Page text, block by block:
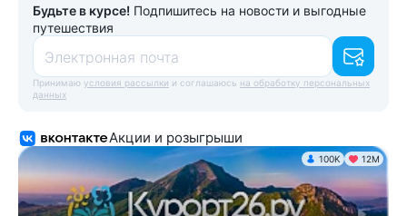
Будьте в курсе! Подпишитесь на новости и выгодные
путешествия
Электронная почта
Принимаю условия рассылки и соглашаюсь на обработку персональных
данных
Акции и розыгрыши
100K 12М